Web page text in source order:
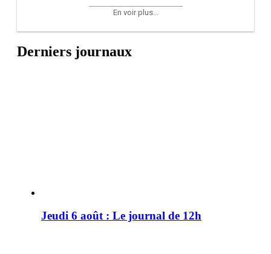
En voir plus...
Derniers journaux
Jeudi 6 août : Le journal de 12h